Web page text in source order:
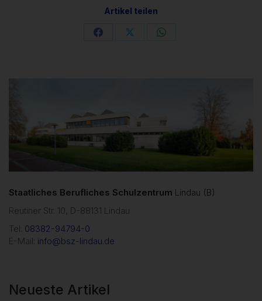
Artikel teilen
Share
Staatliches Berufliches Schulzentrum Lindau (B)
Reutiner Str. 10, D-88131 Lindau
Tel: 08382-94794-0
E-Mail: info@bsz-lindau.de
Neueste Artikel